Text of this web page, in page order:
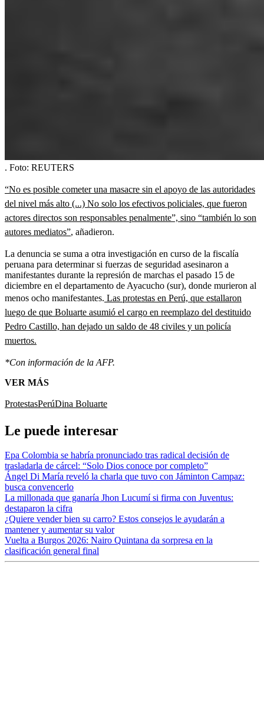
. Foto: REUTERS
“No es posible cometer una masacre sin el apoyo de las autoridades
del nivel más alto (...) No solo los efectivos policiales, que fueron
actores directos son responsables penalmente”, sino “también lo son
autores mediatos”, añadieron.
La denuncia se suma a otra investigación en curso de la fiscalía
peruana para determinar si fuerzas de seguridad asesinaron a
manifestantes durante la represión de marchas el pasado 15 de
diciembre en el departamento de Ayacucho (sur), donde murieron al
menos ocho manifestantes. Las protestas en Perú, que estallaron
luego de que Boluarte asumió el cargo en reemplazo del destituido
Pedro Castillo, han dejado un saldo de 48 civiles y un policía
muertos.
*Con información de la AFP.
VER MÁS
ProtestasPerúDina Boluarte
Le puede interesar
Epa Colombia se habría pronunciado tras radical decisión de
trasladarla de cárcel: “Solo Dios conoce por completo”
Ángel Di María reveló la charla que tuvo con Jáminton Campaz:
busca convencerlo
La millonada que ganaría Jhon Lucumí si firma con Juventus:
destaparon la cifra
¿Quiere vender bien su carro? Estos consejos le ayudarán a
mantener y aumentar su valor
Vuelta a Burgos 2026: Nairo Quintana da sorpresa en la
clasificación general final